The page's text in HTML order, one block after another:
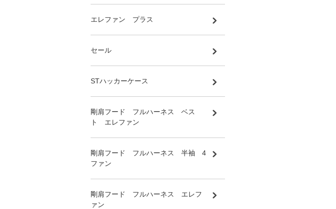
エレファン プラス
セール
STハッカーケース
剛肩フード フルハーネス ベス
ト エレファン
剛肩フード フルハーネス 半袖 4
ファン
剛肩フード フルハーネス エレフ
ァン